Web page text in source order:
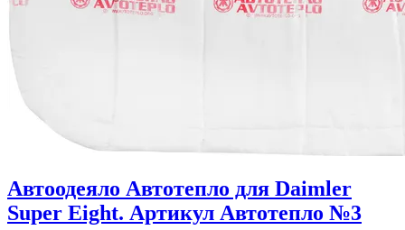
Автоодеяло Автотепло для Daimler
Super Eight. Артикул Автотепло №3